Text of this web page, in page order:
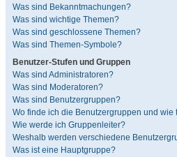
Was sind Bekanntmachungen?
Was sind wichtige Themen?
Was sind geschlossene Themen?
Was sind Themen-Symbole?
Benutzer-Stufen und Gruppen
Was sind Administratoren?
Was sind Moderatoren?
Was sind Benutzergruppen?
Wo finde ich die Benutzergruppen und wie
Wie werde ich Gruppenleiter?
Weshalb werden verschiedene
Was ist eine Hauptgruppe?